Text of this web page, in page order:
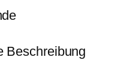
Beschreibung